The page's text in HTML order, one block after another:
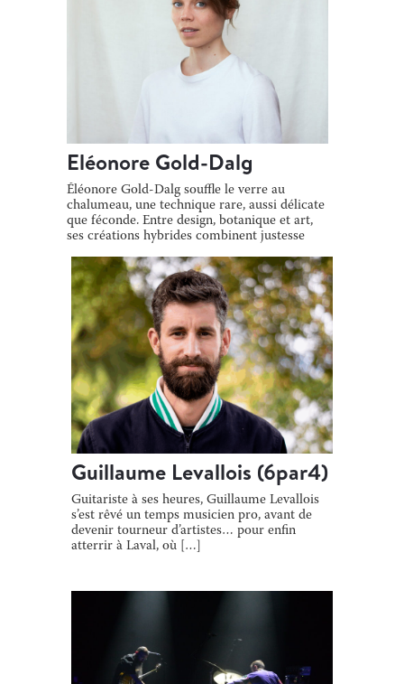
Eléonore Gold-Dalg
Éléonore Gold-Dalg souffle le verre au
chalumeau, une technique rare, aussi délicate
que féconde. Entre design, botanique et art,
ses créations hybrides combinent justesse
Guillaume Levallois (6par4)
Guitariste à ses heures, Guillaume Levallois
s’est rêvé un temps musicien pro, avant de
devenir tourneur d’artistes… pour enfin
atterrir à Laval, où […]